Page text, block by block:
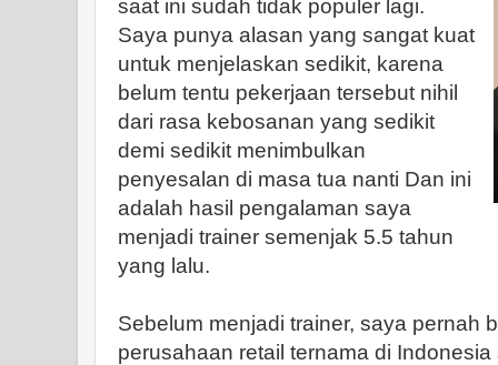
saat ini sudah tidak populer lagi.
Saya punya alasan yang sangat kuat
untuk menjelaskan sedikit, karena
belum tentu pekerjaan tersebut nihil
dari rasa kebosanan yang sedikit
demi sedikit menimbulkan
penyesalan di masa tua nanti Dan ini
adalah hasil pengalaman saya
menjadi trainer semenjak 5.5 tahun
yang lalu.
Sebelum menjadi trainer, saya pernah
perusahaan retail ternama di